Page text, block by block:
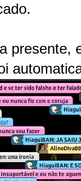
presente,